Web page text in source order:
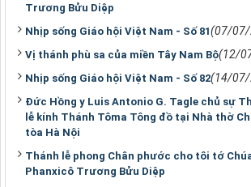
Trương Bửu Diệp
Nhịp sống Giáo hội Việt Nam - Số 81(07/07/
Vị thánh phù sa của miền Tây Nam Bộ(12/
Nhịp sống Giáo hội Việt Nam - Số 82(14/07/
Đức Hồng y Luis Antonio G. Tagle chủ sự
lễ kính Thánh Tôma Tông đồ tại Nhà thờ
tòa Hà Nội
Thánh lễ phong Chân phước cho tôi tớ
Phanxicô Trương Bửu Diệp